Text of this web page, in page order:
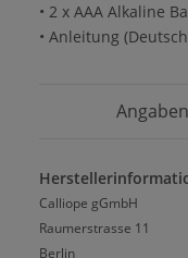
• 2 x AAA Alkaline
• Anleitung
Calliope gGmbH
Raumerstrasse 11
Berlin